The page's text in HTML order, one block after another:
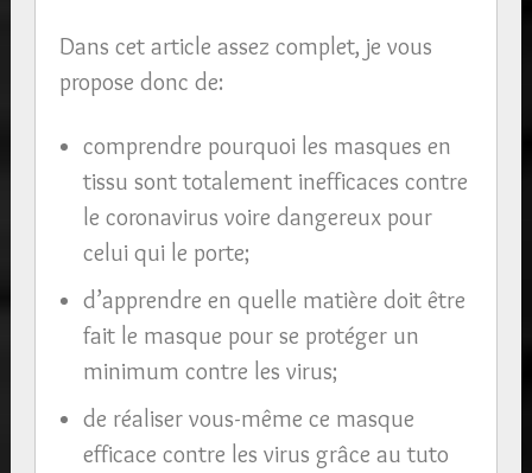
Dans cet article assez complet, je vous
propose donc de:
comprendre pourquoi les masques en
tissu sont totalement inefficaces contre
le coronavirus voire dangereux pour
celui qui le porte;
d’apprendre en quelle matière doit être
fait le masque pour se protéger un
minimum contre les virus;
de réaliser vous-même ce masque
efficace contre les virus grâce au tuto